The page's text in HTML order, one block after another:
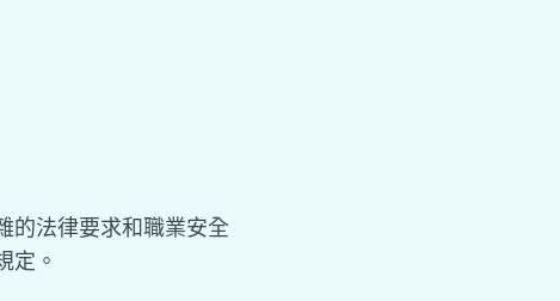
的法律要求和職業安全
定。